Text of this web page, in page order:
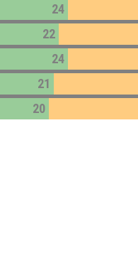
24
22
24
21
20